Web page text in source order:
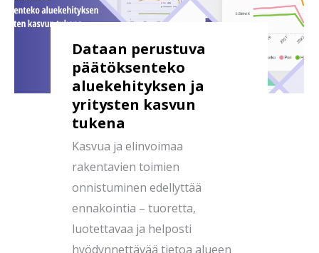
Dataan perustuva
päätöksenteko
aluekehityksen ja
yritysten kasvun
tukena
Kasvua ja elinvoimaa
rakentavien toimien
onnistuminen edellyttää
ennakointia – tuoretta,
luotettavaa ja helposti
hyödynnettävää tietoa alueen